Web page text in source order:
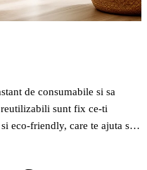
de consumabile si sa
sunt fix ce-ti
eco-friendly, care te ajuta sa
contribui la un mediu mai